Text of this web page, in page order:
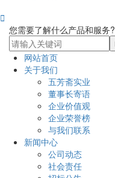

您需要了解什么产品和服务?
网站首页
关于我们
五芳斋实业
董事长寄语
企业价值观
企业荣誉榜
与我们联系
新闻中心
公司动态
社会责任